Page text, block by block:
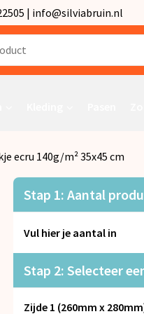
| info@silviabruin.nl
ecru 140g/m² 35x45 cm
Stap 1: Aantal
Vul hier je aantal in
Stap 2: Selecteer
Zijde 1 (260mm x